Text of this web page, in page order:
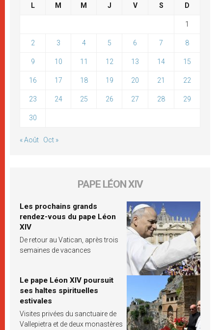
L M M J V S D
1
2 3 4 5 6 7 8
9 10 11 12 13 14 15
16 17 18 19 20 21 22
23 24 25 26 27 28 29
30
« Août Oct »
PAPE LÉON XIV
Les prochains grands
rendez-vous du pape Léon
XIV
De retour au Vatican, après trois
semaines de vacances
Le pape Léon XIV poursuit
ses haltes spirituelles
estivales
Visites privées du sanctuaire de
Vallepietra et de deux monastères